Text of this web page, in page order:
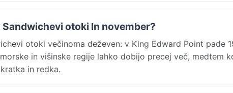
otoki In november?
otoki večinoma deževen: v King Edward Point pade
in višinske regije lahko dobijo precej več, medtem
in redka.